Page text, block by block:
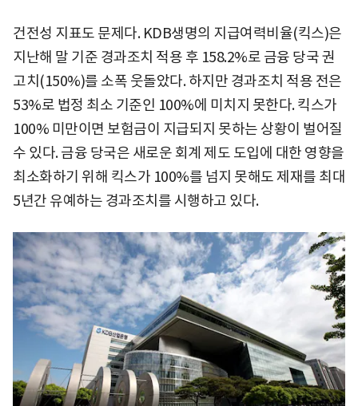
건전성 지표도 문제다. KDB생명의 지급여력비율(킥스)은
지난해 말 기준 경과조치 적용 후 158.2%로 금융 당국 권
고치(150%)를 소폭 웃돌았다. 하지만 경과조치 적용 전은
53%로 법정 최소 기준인 100%에 미치지 못한다. 킥스가
100% 미만이면 보험금이 지급되지 못하는 상황이 벌어질
수 있다. 금융 당국은 새로운 회계 제도 도입에 대한 영향을
최소화하기 위해 킥스가 100%를 넘지 못해도 제재를 최대
5년간 유예하는 경과조치를 시행하고 있다.